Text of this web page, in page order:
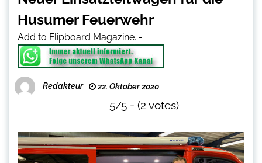
Husumer Feuerwehr
Add to Flipboard Magazine. -
Redakteur 22. Oktober 2020
5/5 - (2 votes)